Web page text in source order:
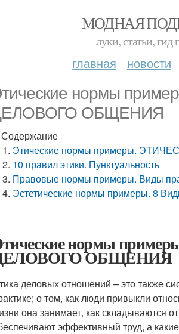
МОДНАЯ
луки, статьи, гид
главная новости
нормы
ОБЩЕНИЯ
Содержание
Этические нормы примеры.
10 правил этики. Пунктуальность
Правовые нормы примеры. Виды
Эстетические нормы примеры. 8
нормы
ОБЩЕНИЯ
деловых отношений – это также
о том, как люди привыкли
она занимает, как складываются
эффективный труд, а